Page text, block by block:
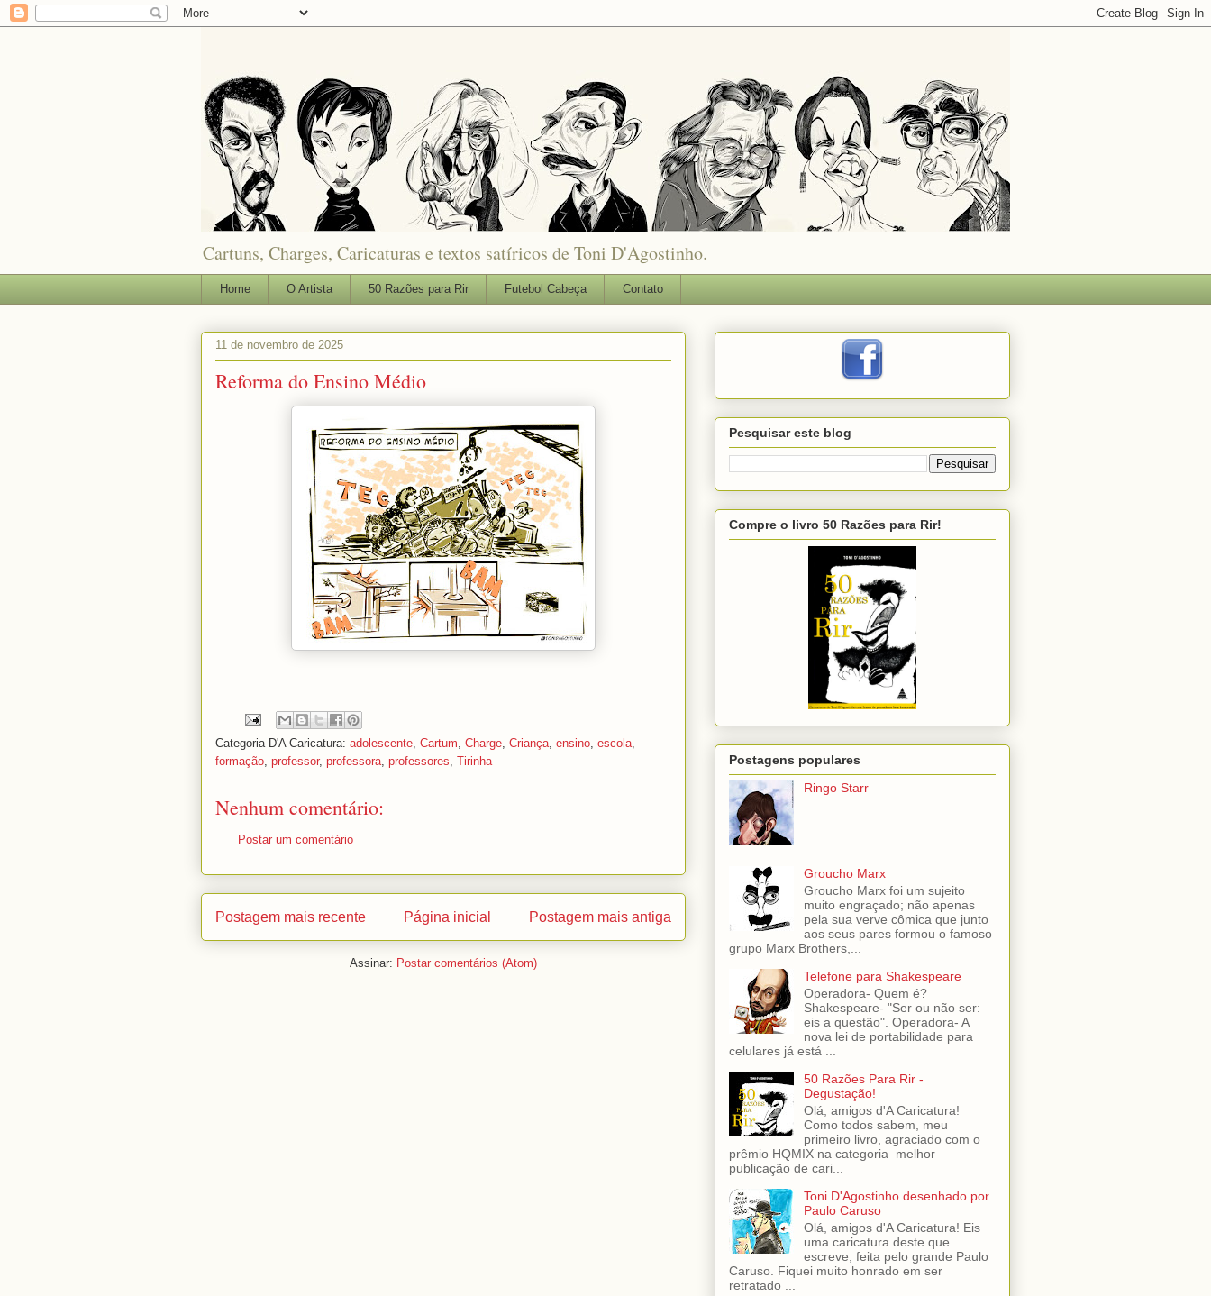
Cartuns, Charges, Caricaturas e textos satíricos de Toni D'Agostinho.
Home O Artista 50 Razões para Rir Futebol Cabeça Contato
11 de novembro de 2025
Reforma do Ensino Médio
Categoria D'A Caricatura: adolescente Cartum Charge Criança ensino escola
formação professor, professora professores Tirinha
Nenhum comentário:
Postar um comentário
Postagem mais recente Postagem mais antiga
Página inicial
Assinar: Postar comentários (Atom)
Pesquisar este blog
Compre o livro 50 Razões para Rir!
Postagens populares
Ringo Starr
Groucho Marx
Groucho Marx foi um sujeito
muito engraçado; não apenas
pela sua verve cômica que junto
aos seus pares formou o famoso
grupo Marx Brothers,...
Telefone para Shakespeare
Operadora- Quem é?
Shakespeare- "Ser ou não ser:
eis a questão". Operadora- A
nova lei de portabilidade para
celulares já está ...
50 Razões Para Rir -
Degustação!
Olá, amigos d'A Caricatura!
Como todos sabem, meu
primeiro livro, agraciado com o
prêmio HQMIX na categoria melhor
publicação de cari...
Toni D'Agostinho desenhado por
Paulo Caruso
Olá, amigos d'A Caricatura! Eis
uma caricatura deste que
escreve, feita pelo grande Paulo
Caruso. Fiquei muito honrado em ser
retratado ...